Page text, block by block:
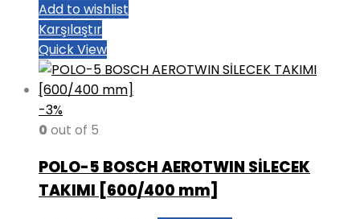
Add to wishlist
Karşılaştır
Quick View
-3%
0 out of 5
POLO-5 BOSCH AEROTWIN SİLECEK
TAKIMI [600/400 mm]